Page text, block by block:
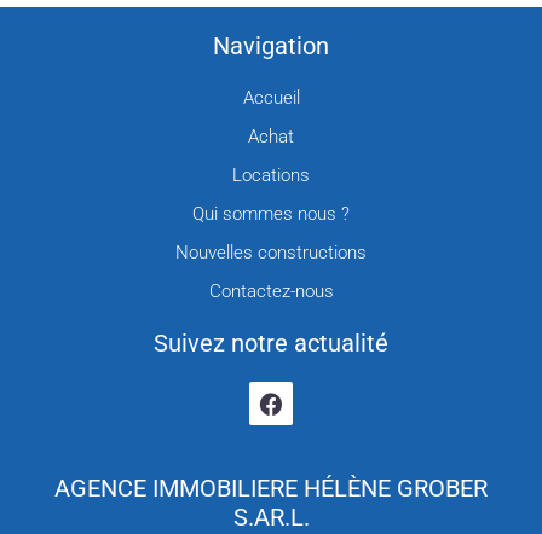
Navigation
Accueil
Achat
Locations
Qui sommes nous ?
Nouvelles constructions
Contactez-nous
Suivez notre actualité
AGENCE IMMOBILIERE HÉLÈNE GROBER
S.AR.L.